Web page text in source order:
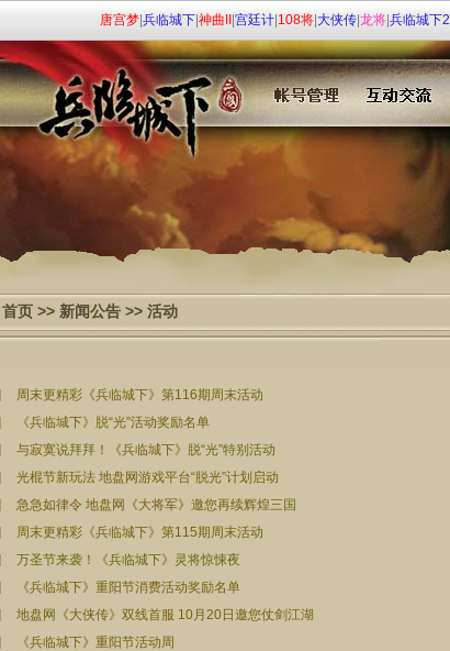
唐宫梦| 兵临城下| 神曲II 宫廷计| 108将| 大侠传| 龙将| 兵临城下2
首页 >> 新闻公告 >> 活动
周末更精彩《兵临城下》第116期周末活动
《兵临城下》脱“光”活动奖励名单
与寂寞说拜拜！《兵临城下》脱“光”特别活动
光棍节新玩法 地盘网游戏平台“脱光”计划启动
急急如律令 地盘网《大将军》邀您再续辉煌三国
周末更精彩《兵临城下》第115期周末活动
万圣节来袭！《兵临城下》灵将惊悚夜
《兵临城下》重阳节消费活动奖励名单
地盘网《大侠传》双线首服 10月20日邀您仗剑江湖
《兵临城下》重阳节活动周